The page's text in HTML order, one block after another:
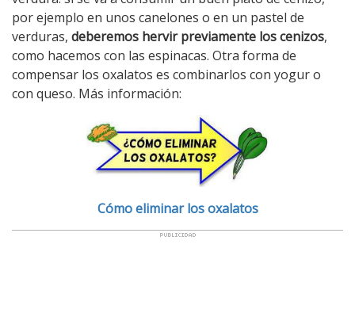
por ejemplo en unos canelones o en un pastel de
verduras, deberemos hervir previamente los cenizos,
como hacemos con las espinacas. Otra forma de
compensar los oxalatos es combinarlos con yogur o
con queso. Más información:
Cómo eliminar los oxalatos